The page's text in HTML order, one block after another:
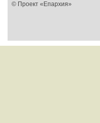
© Проект «Епархия»